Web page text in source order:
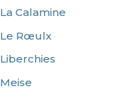
La Calamine
Le Rœulx
Liberchies
Meise